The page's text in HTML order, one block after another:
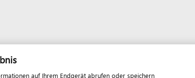
auf Ihrem Endgerät abrufen oder speichern